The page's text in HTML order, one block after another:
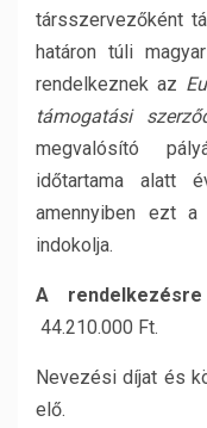
társszervezőként
határon túli
rendelkeznek az
támogatási
megvalósító
időtartama alatt
amennyiben ezt
indokolja.
A
44.210.000 Ft.
Nevezési díjat és
elő.